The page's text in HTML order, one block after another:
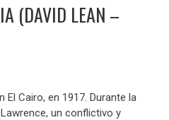
(DAVID LEAN –
Cairo, en 1917. Durante la
Lawrence, un conflictivo y